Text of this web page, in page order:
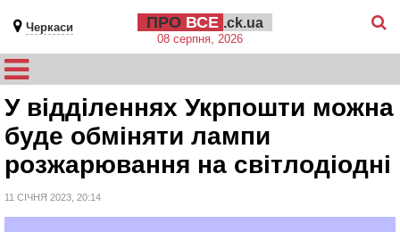
Черкаси ПРО ВСЕ .ck.ua
08 серпня, 2026
У відділеннях Укрпошти можна
буде обміняти лампи
розжарювання на світлодіодні
11 СІЧНЯ 2023, 20:14